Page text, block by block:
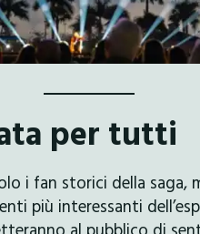
per tutti
i fan storici della saga,
più interessanti